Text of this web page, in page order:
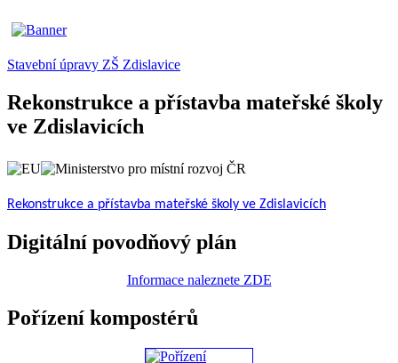
Stavební úpravy ZŠ Zdislavice
Rekonstrukce a přístavba mateřské školy
ve Zdislavicích
Rekonstrukce a přístavba mateřské školy ve Zdislavicích
Digitální povodňový plán
Informace naleznete ZDE
Pořízení kompostérů